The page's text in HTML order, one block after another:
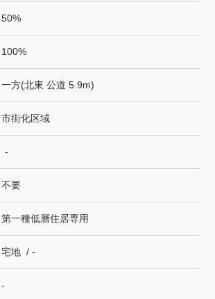
50%
100%
一方(北東 公道 5.9m)
市街化区域
-
不要
第一種低層住居専用
宅地 / -
-